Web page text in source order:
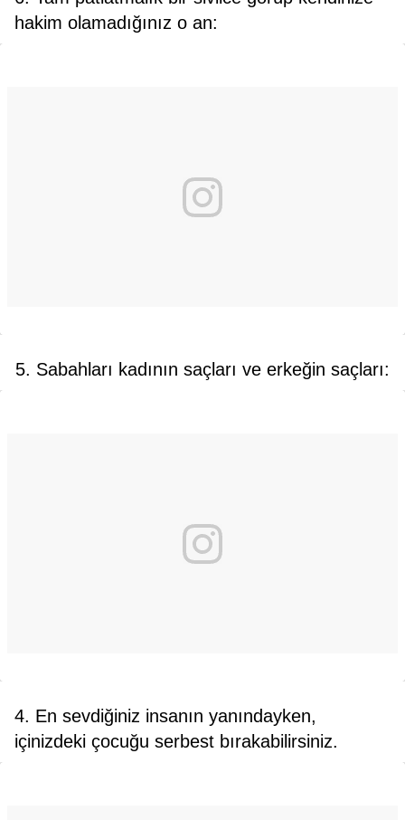
hakim olamadığınız o an:
5. Sabahları kadının saçları ve erkeğin saçları:
4. En sevdiğiniz insanın yanındayken,
içinizdeki çocuğu serbest bırakabilirsiniz.